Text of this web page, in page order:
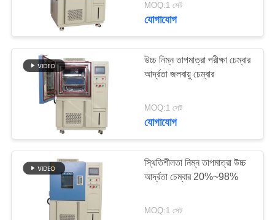
তাপমাত্রা পরীক্ষা চেম্বার
লবণ স্প্রে ক্ষয় পরীক্ষা
চেম্বার
MOQ:1 সেট
যোগাযোগ
উচ্চ নিম্ন তাপমাত্রা পরীক্ষা চেম্বার
আর্দ্রতা জলবায়ু চেম্বার
MOQ:1 সেট
যোগাযোগ
স্থিতিশীলতা নিম্ন তাপমাত্রা উচ্চ
আর্দ্রতা চেম্বার 20%~98%
MOQ:1 সেট